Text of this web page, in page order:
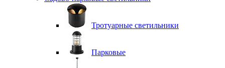
Тротуарные светильники
Парковые